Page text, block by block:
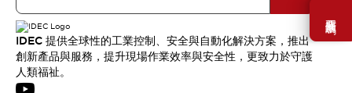
需要幫助嗎？
IDEC 提供全球性的工業控制、安全與自動化解決方案，推出
創新產品與服務，提升現場作業效率與安全性，更致力於守護
人類福祉。